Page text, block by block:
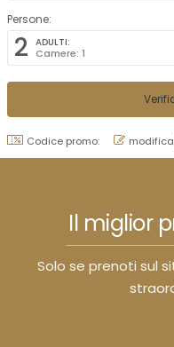
Persone:
2 ADULTI:
Camere: 1
Codice promo:
Il miglior
Solo se prenoti sul